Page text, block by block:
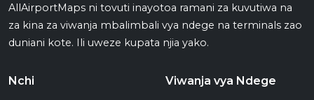
AllAirportMaps ni tovuti inayotoa ramani za kuvutiwa na
za kina za viwanja mbalimbali vya ndege na terminals zao
duniani kote. Ili uweze kupata njia yako.
Nchi Viwanja vya Ndege